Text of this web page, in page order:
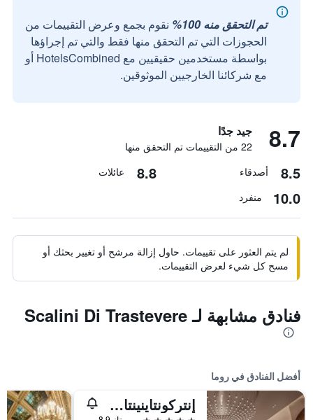
تم التحقق منه 100%
نقوم بجمع وعرض التقييمات من
الحجوزات التي تم التحقق منها فقط والتي تم إجراؤها
بواسطة مستخدمين حقيقيين مع HotelsCombined أو
مع شركائنا الخارجيين الموثوقين.
8.7 جيد جدًا
22 من التقييمات تم التحقق منها
8.5 أصدقاء 8.8 عائلات
10.0 منفرد
لم يتم العثور على تقييمات. حاول إزالة مرشح أو تغيير بحثك أو
مسح كل شيء لعرض التقييمات.
فنادق مشابهة لـ Scalini Di Trastevere
أفضل الفنادق في روما
إنتركونتاينينتال روم أمباسشياتوري بالاس باي آيتش جي